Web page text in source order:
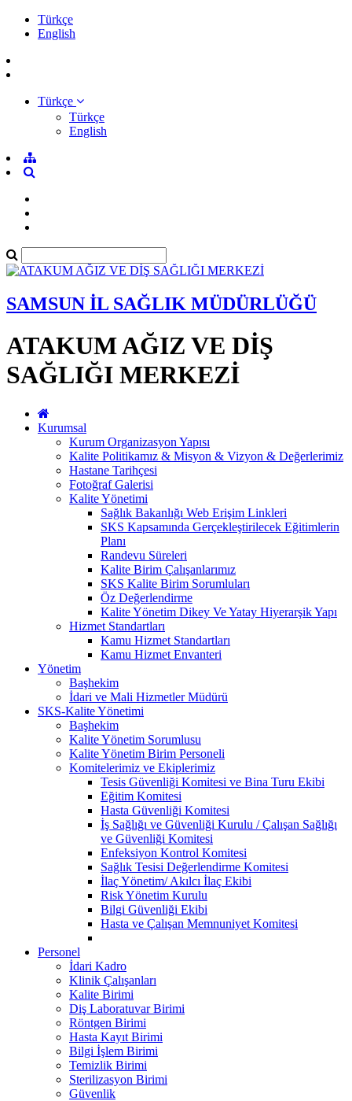
Türkçe
English
Türkçe
Türkçe
English
SAMSUN İL SAĞLIK MÜDÜRLÜĞÜ
ATAKUM AĞIZ VE DİŞ
SAĞLIĞI MERKEZİ
Kurumsal
Kurum Organizasyon Yapısı
Kalite Politikamız & Misyon & Vizyon & Değerlerimiz
Hastane Tarihçesi
Fotoğraf Galerisi
Kalite Yönetimi
Sağlık Bakanlığı Web Erişim Linkleri
SKS Kapsamında Gerçekleştirilecek Eğitimlerin
Planı
Randevu Süreleri
Kalite Birim Çalışanlarımız
SKS Kalite Birim Sorumluları
Öz Değerlendirme
Kalite Yönetim Dikey Ve Yatay Hiyerarşik Yapı
Hizmet Standartları
Kamu Hizmet Standartları
Kamu Hizmet Envanteri
Yönetim
Başhekim
İdari ve Mali Hizmetler Müdürü
SKS-Kalite Yönetimi
Başhekim
Kalite Yönetim Sorumlusu
Kalite Yönetim Birim Personeli
Komitelerimiz ve Ekiplerimiz
Tesis Güvenliği Komitesi ve Bina Turu Ekibi
Eğitim Komitesi
Hasta Güvenliği Komitesi
İş Sağlığı ve Güvenliği Kurulu / Çalışan Sağlığı
ve Güvenliği Komitesi
Enfeksiyon Kontrol Komitesi
Sağlık Tesisi Değerlendirme Komitesi
İlaç Yönetim/ Akılcı İlaç Ekibi
Risk Yönetim Kurulu
Bilgi Güvenliği Ekibi
Hasta ve Çalışan Memnuniyet Komitesi
Personel
İdari Kadro
Klinik Çalışanları
Kalite Birimi
Diş Laboratuvar Birimi
Röntgen Birimi
Hasta Kayıt Birimi
Bilgi İşlem Birimi
Temizlik Birimi
Sterilizasyon Birimi
Güvenlik